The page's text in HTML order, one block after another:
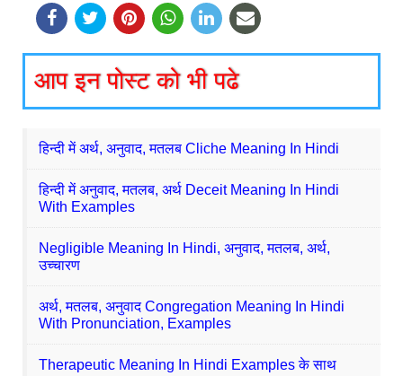
आप इन पोस्ट को भी पढे
हिन्दी में अर्थ, अनुवाद, मतलब Cliche Meaning In Hindi
हिन्दी में अनुवाद, मतलब, अर्थ Deceit Meaning In Hindi
With Examples
Negligible Meaning In Hindi, अनुवाद, मतलब, अर्थ,
उच्चारण
अर्थ, मतलब, अनुवाद Congregation Meaning In Hindi
With Pronunciation, Examples
Therapeutic Meaning In Hindi Examples के साथ